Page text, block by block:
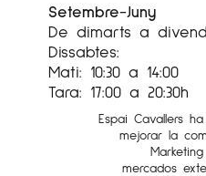
Setembre-Juny
De dimarts a
Dissabtes:
Mati: 10:30 a 14:00
Tara: 17:00 a 20:30h
Espai Cavallers
mejorar la
mercados